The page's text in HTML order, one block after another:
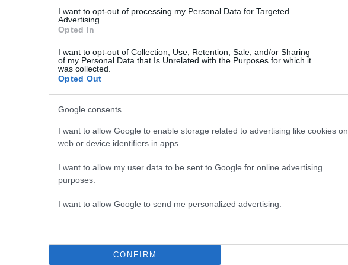
I want to opt-out of processing my Personal Data for Targeted
Advertising.
Opted In
I want to opt-out of Collection, Use, Retention, Sale, and/or Sharing
of my Personal Data that Is Unrelated with the Purposes for which it
was collected.
Opted Out
Google consents
I want to allow Google to enable storage related to advertising like cookies on
web or device identifiers in apps.
I want to allow my user data to be sent to Google for online advertising
purposes.
I want to allow Google to send me personalized advertising.
CONFIRM